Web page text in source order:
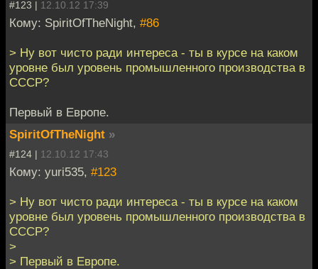
#123 | 12.10.12 17:39
Кому: SpiritOfTheNight, #86
> Ну вот чисто ради интереса - ты в курсе на каком
уровне был уровень промышленного производства в
СССР?
Первый в Европе.
SpiritOfTheNight »
#124 | 12.10.12 17:43
Кому: yuri535, #123
> Ну вот чисто ради интереса - ты в курсе на каком
уровне был уровень промышленного производства в
СССР?
>
> Первый в Европе.